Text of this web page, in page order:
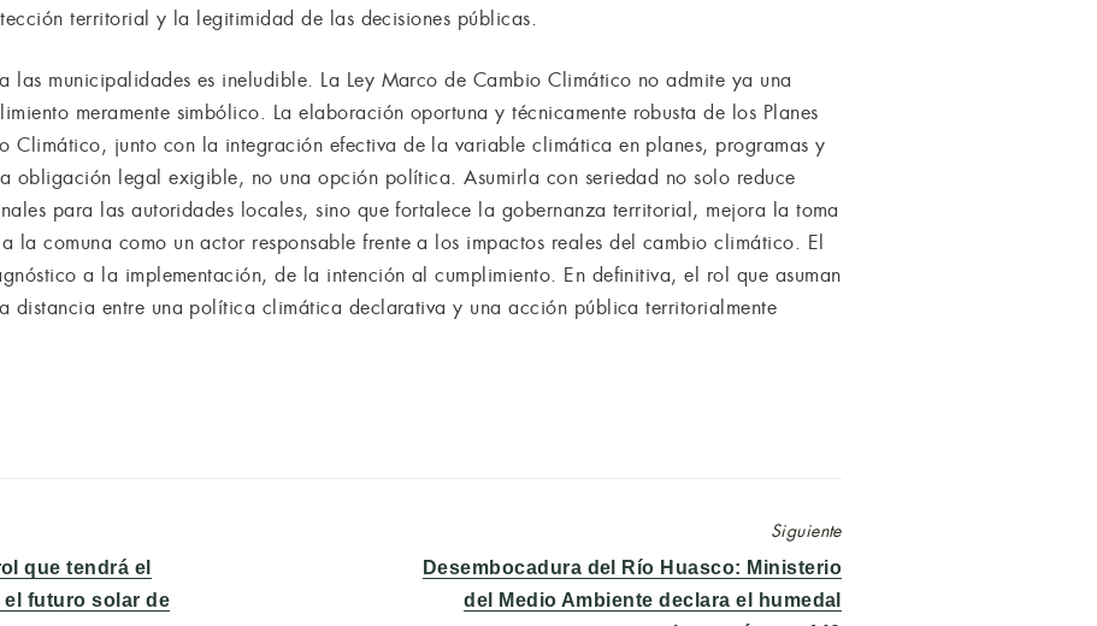
territorial y la legitimidad de las decisiones públicas.
las municipalidades es ineludible. La Ley Marco de Cambio Climático no admite ya una
meramente simbólico. La elaboración oportuna y técnicamente robusta de los Planes
Climático, junto con la integración efectiva de la variable climática en planes, programas y
obligación legal exigible, no una opción política. Asumirla con seriedad no solo reduce
para las autoridades locales, sino que fortalece la gobernanza territorial, mejora la toma
la comuna como un actor responsable frente a los impactos reales del cambio climático. El
a la implementación, de la intención al cumplimiento. En definitiva, el rol que asuman
distancia entre una política climática declarativa y una acción pública territorialmente
que tendrá el
el futuro solar de
Siguiente
Entrada
siguiente:
Desembocadura del Río Huasco: Ministerio
del Medio Ambiente declara el humedal